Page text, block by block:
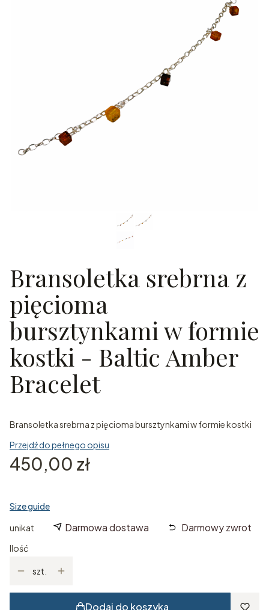
Bransoletka srebrna z
pięcioma
bursztynkami w formie
kostki - Baltic Amber
Bracelet
Bransoletka srebrna z pięcioma bursztynkami w formie kostki
Przejdź do pełnego opisu
Cena
450,00 zł
Size guide
unikat
Darmowa dostawa Darmowy zwrot
Ilość
szt.
Dodaj do koszyka